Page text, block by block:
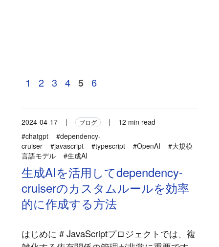
1 2 3 4 5 6
2024-04-17 | ブログ |
12 min read
#chatgpt
#dependency-
cruiser
#javascript #typescript #OpenAI
#大規模
言語モデル
#生成AI
生成AIを活用してdependency-
cruiserのカスタムルールを効率
的に作成する方法
はじめに # JavaScriptプロジェクトでは、複